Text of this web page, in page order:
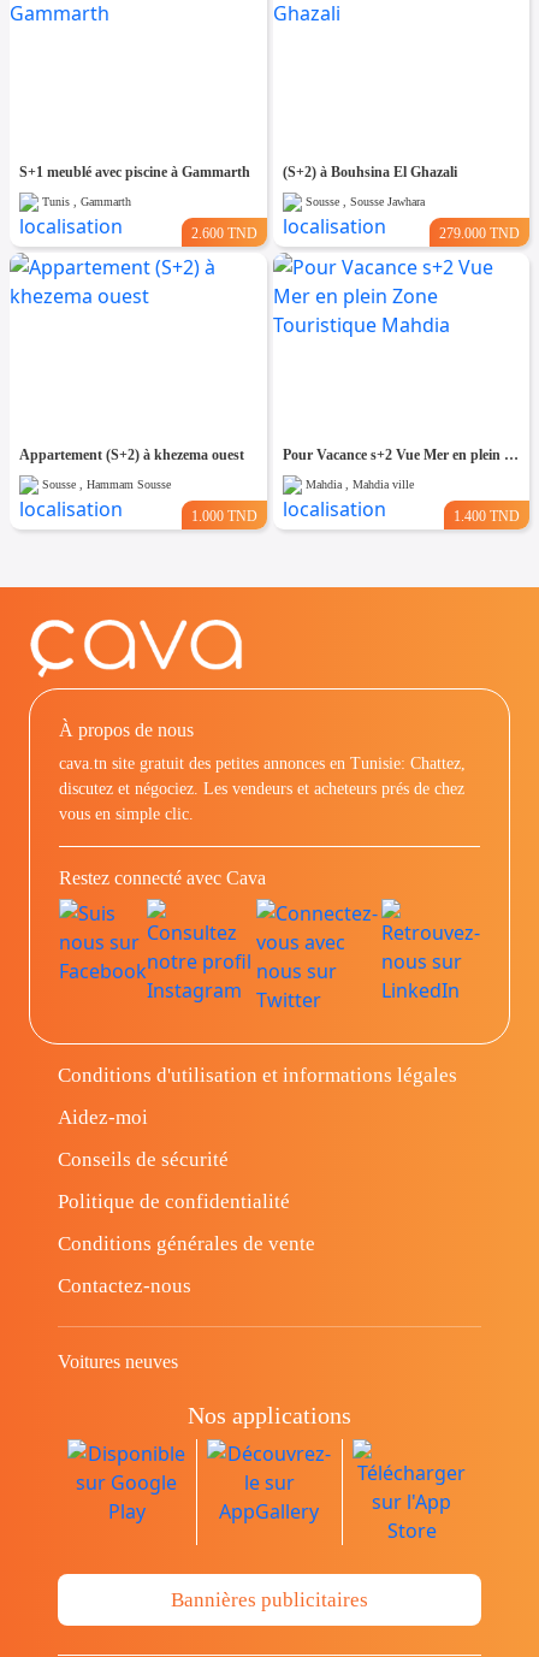
S+1 meublé avec piscine à Gammarth
Tunis , Gammarth
2.600 TND
(S+2) à Bouhsina El Ghazali
Sousse , Sousse Jawhara
279.000 TND
Appartement (S+2) à khezema ouest
Sousse , Hammam Sousse
1.000 TND
Pour Vacance s+2 Vue Mer en plein Zone Touristique Mahdia
Mahdia , Mahdia ville
1.400 TND
À propos de nous
cava.tn site gratuit des petites annonces en Tunisie: Chattez,
discutez et négociez. Les vendeurs et acheteurs prés de chez
vous en simple clic.
Restez connecté avec Cava
Conditions d'utilisation et informations légales
Aidez-moi
Conseils de sécurité
Politique de confidentialité
Conditions générales de vente
Contactez-nous
Voitures neuves
Nos applications
Bannières publicitaires